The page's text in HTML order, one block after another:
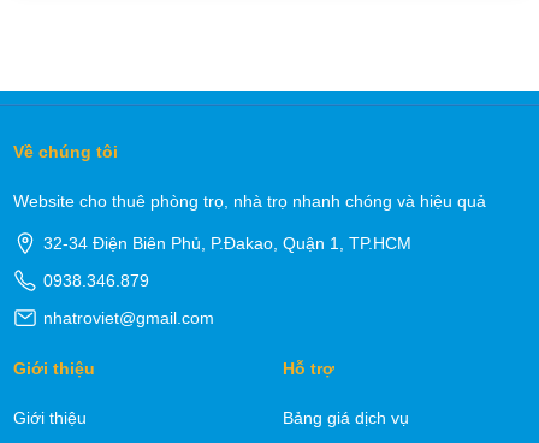
Về chúng tôi
Website cho thuê phòng trọ, nhà trọ nhanh chóng và hiệu quả
32-34 Điện Biên Phủ, P.Đakao, Quận 1, TP.HCM
0938.346.879
nhatroviet@gmail.com
Giới thiệu
Giới thiệu
Hỗ trợ
Bảng giá dịch vụ